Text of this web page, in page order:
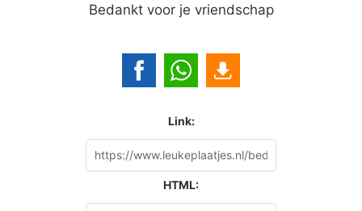
Bedankt voor je vriendschap
Link:
HTML: